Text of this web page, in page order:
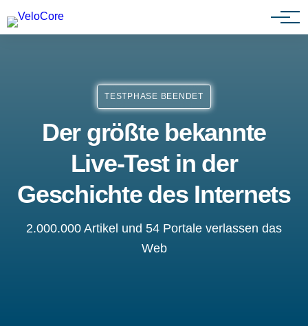
Partnerprogramm
TESTPHASE BEENDET
Der größte bekannte
Live-Test in der
Geschichte des Internets
2.000.000 Artikel und 54 Portale verlassen das
Web